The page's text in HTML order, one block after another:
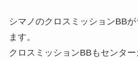
シマノのクロスミッションBB
ます。
クロスミッションBBもセンタ